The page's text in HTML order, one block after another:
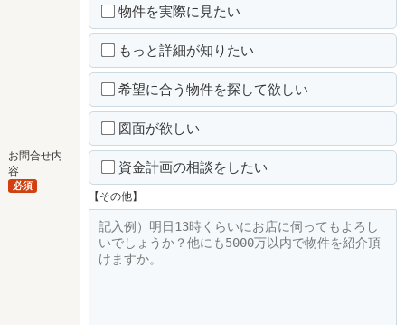
お問合せ内
容
必須
物件を実際に見たい
もっと詳細が知りたい
希望に合う物件を探して欲しい
図面が欲しい
資金計画の相談をしたい
【その他】